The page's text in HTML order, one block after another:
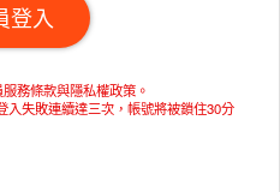
服務條款與隱私權政策 。
失敗連續達三次，帳號將被鎖住30分